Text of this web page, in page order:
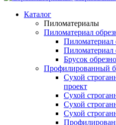
Каталог
Пиломатериалы
Пиломатериал
Пиломатериал
Пиломатериал
Брусок
Профилированный
Сухой
проект
Сухой
Сухой
Сухой